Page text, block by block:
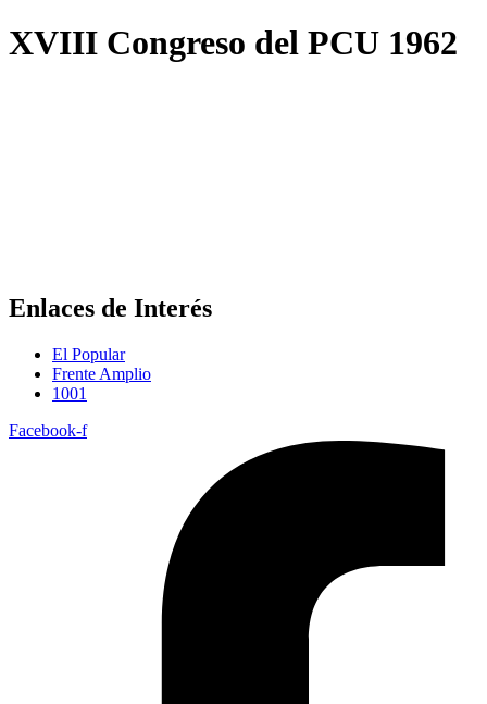
XVIII Congreso del PCU 1962
Enlaces de Interés
El Popular
Frente Amplio
1001
Facebook-f